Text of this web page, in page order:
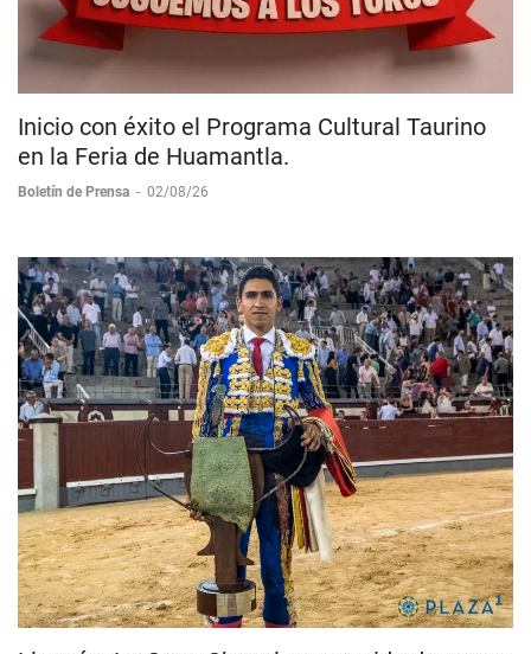
Inicio con éxito el Programa Cultural Taurino
en la Feria de Huamantla.
Boletín de Prensa - 02/08/26